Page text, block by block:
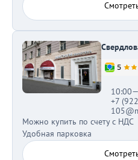
+7
Можно купить по счету с НДС
Удобная парковка